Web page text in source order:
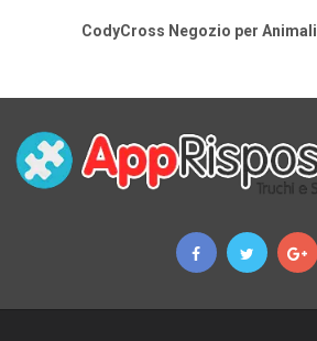
CodyCross Negozio per Animali